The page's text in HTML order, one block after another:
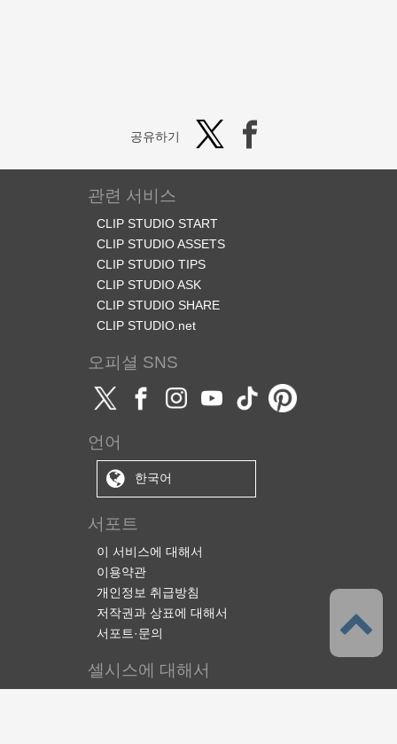
공유하기
관련 서비스
CLIP STUDIO START
CLIP STUDIO ASSETS
CLIP STUDIO TIPS
CLIP STUDIO ASK
CLIP STUDIO SHARE
CLIP STUDIO.net
오피셜 SNS
언어
한국어
서포트
이 서비스에 대해서
이용약관
개인정보 취급방침
저작권과 상표에 대해서
서포트·문의
셀시스에 대해서